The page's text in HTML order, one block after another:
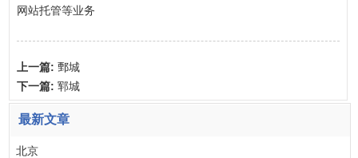
网站托管等业务
上一篇: 鄄城
下一篇: 郓城
最新文章
北京